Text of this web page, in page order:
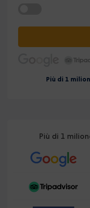
Più di 1
Più di 1